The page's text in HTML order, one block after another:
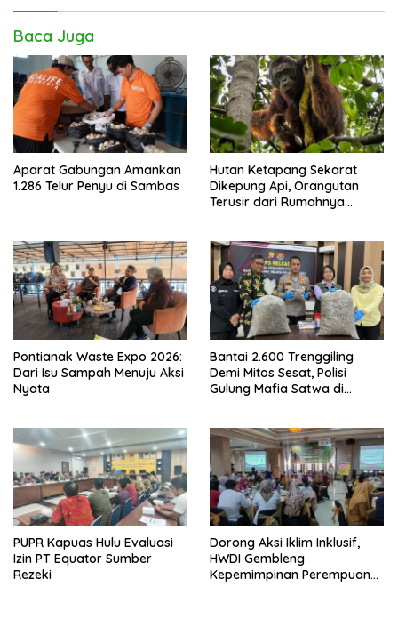
Baca Juga
Aparat Gabungan Amankan
1.286 Telur Penyu di Sambas
Hutan Ketapang Sekarat
Dikepung Api, Orangutan
Terusir dari Rumahnya
Pontianak Waste Expo 2026:
Dari Isu Sampah Menuju Aksi
Nyata
Bantai 2.600 Trenggiling
Demi Mitos Sesat, Polisi
Gulung Mafia Satwa di
PUPR Kapuas Hulu Evaluasi
Izin PT Equator Sumber
Rezeki
Dorong Aksi Iklim Inklusif,
HWDI Gembleng
Kepemimpinan Perempuan